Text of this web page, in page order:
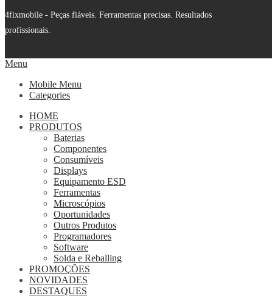
4fixmobile - Peças fiáveis. Ferramentas precisas. Resultados
profissionais.
Menu
Mobile Menu
Categories
HOME
PRODUTOS
Baterias
Componentes
Consumíveis
Displays
Equipamento ESD
Ferramentas
Microscópios
Oportunidades
Outros Produtos
Programadores
Software
Solda e Reballing
PROMOÇÕES
NOVIDADES
DESTAQUES